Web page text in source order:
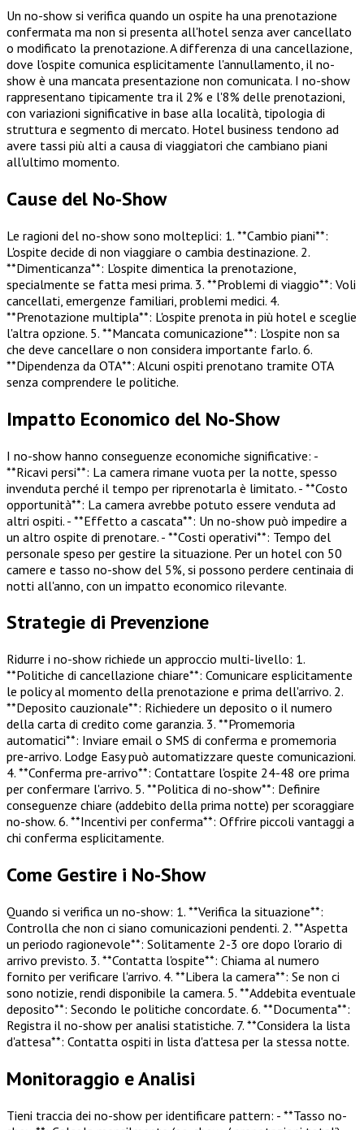
Un no-show si verifica quando un ospite ha una prenotazione
confermata ma non si presenta all'hotel senza aver cancellato
o modificato la prenotazione. A differenza di una cancellazione,
dove l'ospite comunica esplicitamente l'annullamento, il no-
show è una mancata presentazione non comunicata. I no-show
rappresentano tipicamente tra il 2% e l'8% delle prenotazioni,
con variazioni significative in base alla località, tipologia di
struttura e segmento di mercato. Hotel business tendono ad
avere tassi più alti a causa di viaggiatori che cambiano piani
all'ultimo momento.
Cause del No-Show
Le ragioni del no-show sono molteplici: 1. **Cambio piani**:
L'ospite decide di non viaggiare o cambia destinazione. 2.
**Dimenticanza**: L'ospite dimentica la prenotazione,
specialmente se fatta mesi prima. 3. **Problemi di viaggio**: Voli
cancellati, emergenze familiari, problemi medici. 4.
**Prenotazione multipla**: L'ospite prenota in più hotel e sceglie
l'altra opzione. 5. **Mancata comunicazione**: L'ospite non sa
che deve cancellare o non considera importante farlo. 6.
**Dipendenza da OTA**: Alcuni ospiti prenotano tramite OTA
senza comprendere le politiche.
Impatto Economico del No-Show
I no-show hanno conseguenze economiche significative: -
**Ricavi persi**: La camera rimane vuota per la notte, spesso
invenduta perché il tempo per riprenotarla è limitato. - **Costo
opportunità**: La camera avrebbe potuto essere venduta ad
altri ospiti. - **Effetto a cascata**: Un no-show può impedire a
un altro ospite di prenotare. - **Costi operativi**: Tempo del
personale speso per gestire la situazione. Per un hotel con 50
camere e tasso no-show del 5%, si possono perdere centinaia di
notti all'anno, con un impatto economico rilevante.
Strategie di Prevenzione
Ridurre i no-show richiede un approccio multi-livello: 1.
**Politiche di cancellazione chiare**: Comunicare esplicitamente
le policy al momento della prenotazione e prima dell'arrivo. 2.
**Deposito cauzionale**: Richiedere un deposito o il numero
della carta di credito come garanzia. 3. **Promemoria
automatici**: Inviare email o SMS di conferma e promemoria
pre-arrivo. Lodge Easy può automatizzare queste comunicazioni.
4. **Conferma pre-arrivo**: Contattare l'ospite 24-48 ore prima
per confermare l'arrivo. 5. **Politica di no-show**: Definire
conseguenze chiare (addebito della prima notte) per scoraggiare
no-show. 6. **Incentivi per conferma**: Offrire piccoli vantaggi a
chi conferma esplicitamente.
Come Gestire i No-Show
Quando si verifica un no-show: 1. **Verifica la situazione**:
Controlla che non ci siano comunicazioni pendenti. 2. **Aspetta
un periodo ragionevole**: Solitamente 2-3 ore dopo l'orario di
arrivo previsto. 3. **Contatta l'ospite**: Chiama al numero
fornito per verificare l'arrivo. 4. **Libera la camera**: Se non ci
sono notizie, rendi disponibile la camera. 5. **Addebita eventuale
deposito**: Secondo le politiche concordate. 6. **Documenta**:
Registra il no-show per analisi statistiche. 7. **Considera la lista
d'attesa**: Contatta ospiti in lista d'attesa per la stessa notte.
Monitoraggio e Analisi
Tieni traccia dei no-show per identificare pattern: - **Tasso no-